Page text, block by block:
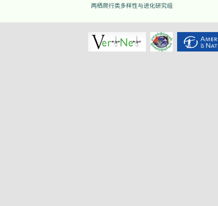
两栖爬行类多样性与进化研究组